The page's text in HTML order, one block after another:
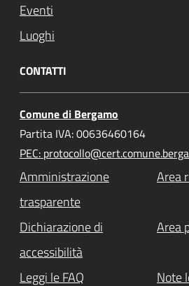
Eventi
Luoghi
CONTATTI
Comune di Bergamo
Partita IVA: 00636460164
PEC:
Amministrazione
trasparente
Area
Dichiarazione di
accessibilità
Area
Leggi le FAQ Note